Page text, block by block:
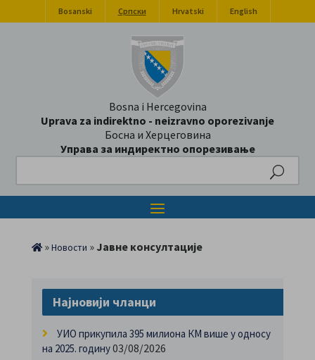
Bosanski Српски Hrvatski English
Bosna i Hercegovina
Uprava za indirektno - neizravno oporezivanje
Босна и Херцеговина
Управа за индиректно опорезивање
»Новости » Јавне консултације
Најновији чланци
УИО прикупила 395 милиона КМ више у односу
на 2025. годину03/08/2026